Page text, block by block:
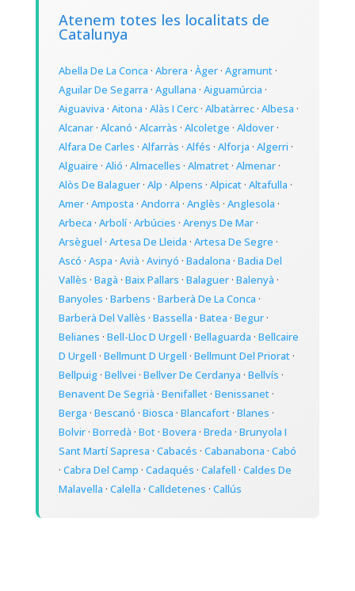
Atenem totes les localitats de
Catalunya
Abella De La Conca · Abrera · Àger· Agramunt·
Aguilar De Segarra · Agullana · Aiguamúrcia ·
Aiguaviva · Aitona · Alàs I Cerc· Albatàrrec· Albesa ·
Alcanar· Alcanó · Alcarràs · Alcoletge · Aldover·
Alfara De Carles · Alfarràs · Alfés · Alforja · Algerri ·
Alguaire · Alió · Almacelles · Almatret· Almenar·
Alòs De Balaguer· Alp · Alpens · Alpicat· Altafulla ·
Amer· Amposta · Andorra · Anglès · Anglesola ·
Arbeca · Arbolí· Arbúcies · Arenys De Mar·
Arsèguel · Artesa De Lleida · Artesa De Segre ·
Ascó · Aspa · Avià · Avinyó · Badalona · Badia Del
Vallès · Bagà · Baix Pallars · Balaguer· Balenyà ·
Banyoles · Barbens · Barberà De La Conca ·
Barberà Del Vallès · Bassella · Batea · Begur·
Belianes · Bell-Lloc D Urgell · Bellaguarda · Bellcaire
D Urgell · Bellmunt D Urgell · Bellmunt Del Priorat·
Bellpuig· Bellvei · Bellver De Cerdanya · Bellvís ·
Benavent De Segrià · Benifallet· Benissanet·
Berga · Bescanó · Biosca · Blancafort· Blanes ·
Bolvir· Borredà · Bot· Bovera · Breda · Brunyola I
Sant Martí Sapresa · Cabacés · Cabanabona · Cabó
· Cabra Del Camp · Cadaqués · Calafell · Caldes De
Malavella · Calella · Calldetenes · Callús